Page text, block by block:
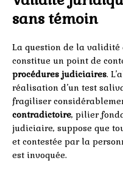
sans témoin
La question de la validité
constitue un point de
procédures judiciaires.
réalisation d’un test
fragiliser
contradictoire, pilier
judiciaire, suppose que
et contestée par la
est invoquée.